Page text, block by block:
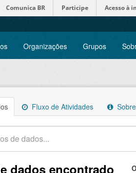
Comunica BR Participe Acesso à
Organizações Grupos
Fluxo de Atividades Sobre
dados encontrado